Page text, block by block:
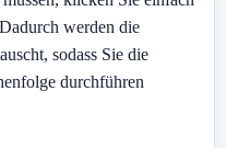
werden die
sodass Sie die
durchführen